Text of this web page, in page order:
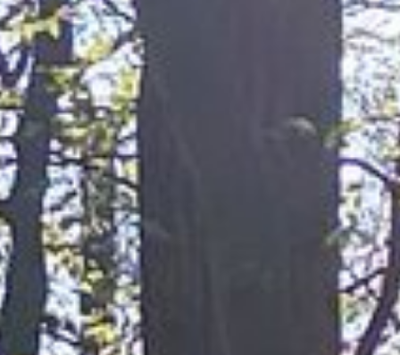
FREIZEIT & SPORT
Eigenen Eintrag kostenlos erstellen >
KUNST & KULTUR
Eigenen Eintrag kostenlos erstellen >
GASTRONOMIE
Eigenen Eintrag kostenlos erstellen >